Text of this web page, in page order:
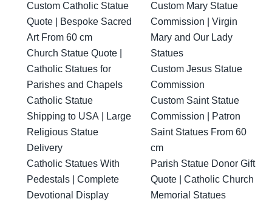
Custom Catholic Statue
Quote | Bespoke Sacred
Art From 60 cm
Church Statue Quote |
Catholic Statues for
Parishes and Chapels
Catholic Statue
Shipping to USA | Large
Religious Statue
Delivery
Catholic Statues With
Pedestals | Complete
Devotional Display
Custom Mary Statue
Commission | Virgin
Mary and Our Lady
Statues
Custom Jesus Statue
Commission
Custom Saint Statue
Commission | Patron
Saint Statues From 60
cm
Parish Statue Donor Gift
Quote | Catholic Church
Memorial Statues